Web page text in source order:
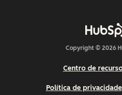
Copyright © 2026
Centro de
Política de privacidade